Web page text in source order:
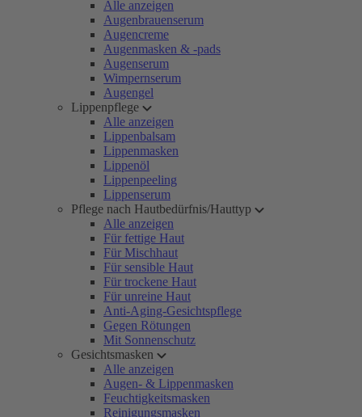
Alle anzeigen
Augenbrauenserum
Augencreme
Augenmasken & -pads
Augenserum
Wimpernserum
Augengel
Lippenpflege
Alle anzeigen
Lippenbalsam
Lippenmasken
Lippenöl
Lippenpeeling
Lippenserum
Pflege nach Hautbedürfnis/Hauttyp
Alle anzeigen
Für fettige Haut
Für Mischhaut
Für sensible Haut
Für trockene Haut
Für unreine Haut
Anti-Aging-Gesichtspflege
Gegen Rötungen
Mit Sonnenschutz
Gesichtsmasken
Alle anzeigen
Augen- & Lippenmasken
Feuchtigkeitsmasken
Reinigungsmasken